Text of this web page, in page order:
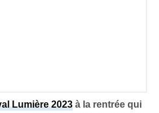
Lumière 2023 à la rentrée qui